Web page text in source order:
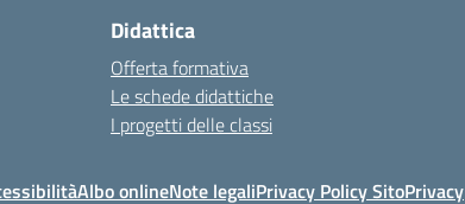
Didattica
Offerta formativa
Le schede didattiche
I progetti delle classi
Albo onlineNote legaliPrivacy Policy SitoPrivacy